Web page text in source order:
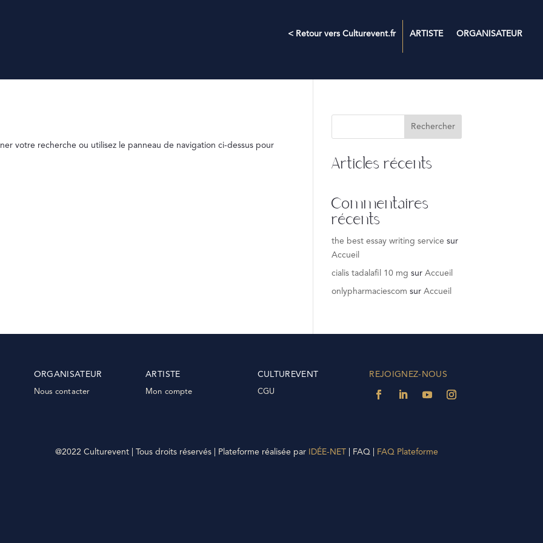
< Retour vers Culturevent.fr ARTISTE ORGANISATEUR
votre recherche ou utilisez le panneau de navigation ci-dessus pour
Rechercher
Articles récents
Commentaires
récents
the best essay writing service sur
Accueil
cialis tadalafil 10 mg sur Accueil
onlypharmaciescom sur Accueil
ORGANISATEUR
Nous contacter
ARTISTE
Mon compte
CULTUREVENT
CGU
REJOIGNEZ-NOUS
@2022 Culturevent | Tous droits réservés | Plateforme réalisée par IDÉE-NET FAQ | FAQ Plateforme